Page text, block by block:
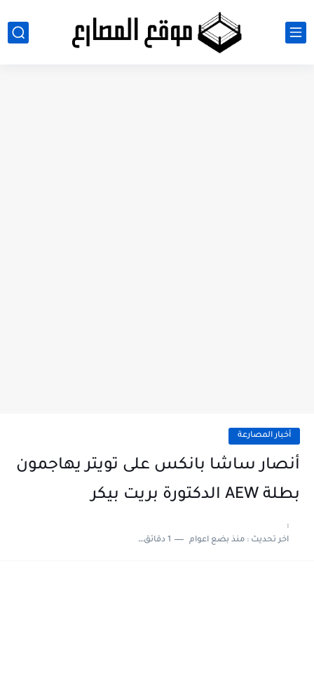
أخبار المصارعة
أنصار ساشا بانكس على تويتر يهاجمون
بطلة AEW الدكتورة بريت بيكر
:
اخر تحديث :منذ بضع اعوام 1 دقائق للقراءة